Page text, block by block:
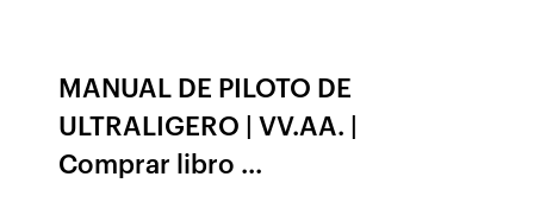
MANUAL DE PILOTO DE
ULTRALIGERO | VV.AA. |
Comprar libro ...